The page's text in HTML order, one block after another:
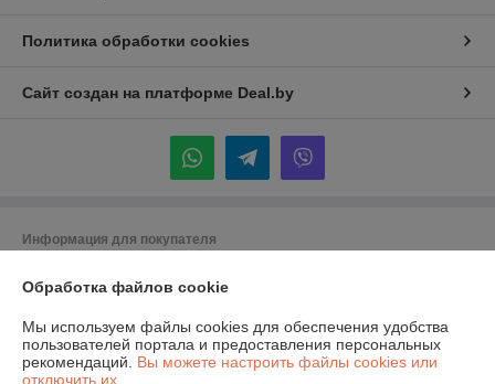
Политика обработки cookies
Сайт создан на платформе Deal.by
Информация для покупателя
«Спецлидер»
Регистрационный номер ЕГР: 192840294
УНП: 192840294
Обработка файлов cookie
Мы используем файлы cookies для обеспечения удобства
пользователей портала и предоставления персональных
рекомендаций. Вы можете настроить файлы cookies или
отключить их.